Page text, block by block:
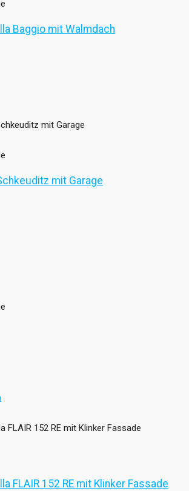
Baggio mit Walmdach
mit Garage
FLAIR 152 RE mit Klinker Fassade